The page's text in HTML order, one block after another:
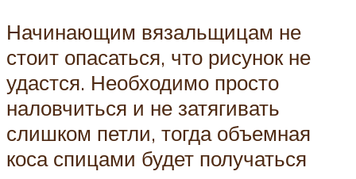
Начинающим вязальщицам не
стоит опасаться, что рисунок не
удастся. Необходимо просто
наловчиться и не затягивать
слишком петли, тогда объемная
коса спицами будет получаться